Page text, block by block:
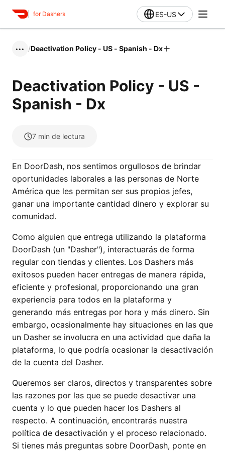
for Dashers ES-US
••• /Deactivation Policy - US - Spanish - Dx
Deactivation Policy - US -
Spanish - Dx
7 min de lectura
En DoorDash, nos sentimos orgullosos de brindar
oportunidades laborales a las personas de Norte
América que les permitan ser sus propios jefes,
ganar una importante cantidad dinero y explorar su
comunidad.
Como alguien que entrega utilizando la plataforma
DoorDash (un "Dasher"), interactuarás de forma
regular con tiendas y clientes. Los Dashers más
exitosos pueden hacer entregas de manera rápida,
eficiente y profesional, proporcionando una gran
experiencia para todos en la plataforma y
generando más entregas por hora y más dinero. Sin
embargo, ocasionalmente hay situaciones en las que
un Dasher se involucra en una actividad que daña la
plataforma, lo que podría ocasionar la desactivación
de la cuenta del Dasher.
Queremos ser claros, directos y transparentes sobre
las razones por las que se puede desactivar una
cuenta y lo que pueden hacer los Dashers al
respecto. A continuación, encontrarás nuestra
política de desactivación y el proceso relacionado.
Si tienes más preguntas sobre DoorDash, ponte en